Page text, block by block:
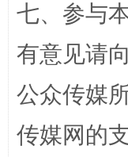
完善运行机
七、参与
有意见请
公众传媒
传媒网的